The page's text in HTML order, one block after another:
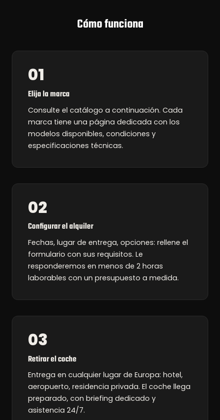
Cómo funciona
01
Elija la marca
Consulte el catálogo a continuación. Cada
marca tiene una página dedicada con los
modelos disponibles, condiciones y
especificaciones técnicas.
02
Configurar el alquiler
Fechas, lugar de entrega, opciones: rellene el
formulario con sus requisitos. Le
responderemos en menos de 2 horas
laborables con un presupuesto a medida.
03
Retirar el coche
Entrega en cualquier lugar de Europa: hotel,
aeropuerto, residencia privada. El coche llega
preparado, con briefing dedicado y
asistencia 24/7.